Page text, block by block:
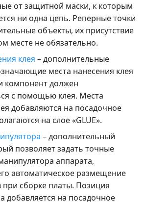
от защитной маски, к которым
ни одна цепь. Реперные точки
объекты, их присутствие
месте не обязательно.
клея – дополнительные
места нанесения клея
компонент должен
с помощью клея. Места
добавляются на посадочное
на слое «GLUE».
– дополнительный
позволяет задать точные
аппарата,
автоматическое размещение
сборке платы. Позиция
добавляется на посадочное